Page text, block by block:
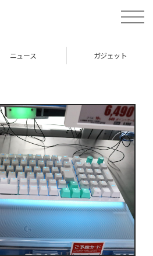
toggle
ニュース ガジェット